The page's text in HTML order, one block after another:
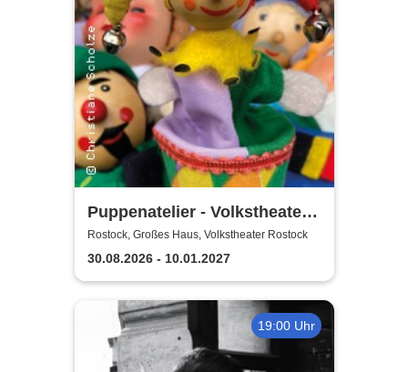
Puppenatelier - Volkstheater
Rostock
Rostock, Großes Haus, Volkstheater Rostock
30.08.2026 - 10.01.2027
19:00 Uhr